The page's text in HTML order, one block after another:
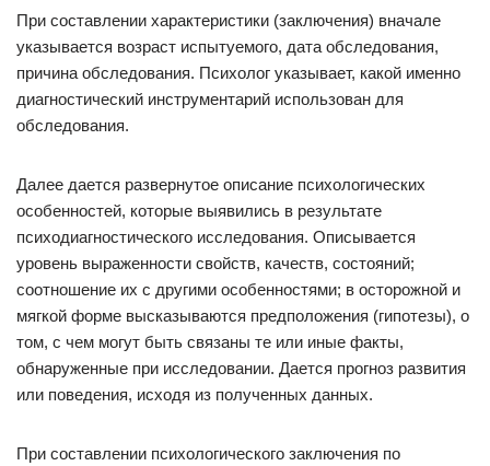
При составлении характеристики (заключения) вначале
указывается возраст испытуемого, дата обследования,
причина обследования. Психолог указывает, какой именно
диагностический инструментарий использован для
обследования.
Далее дается развернутое описание психологических
особенностей, которые выявились в результате
психодиагностического исследования. Описывается
уровень выраженности свойств, качеств, состояний;
соотношение их с другими особенностями; в осторожной и
мягкой форме высказываются предположения (гипотезы), о
том, с чем могут быть связаны те или иные факты,
обнаруженные при исследовании. Дается прогноз развития
или поведения, исходя из полученных данных.
При составлении психологического заключения по